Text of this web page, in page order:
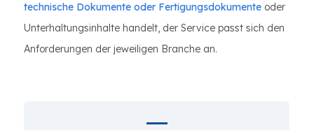
technische Dokumente oder Fertigungsdokumente oder
Unterhaltungsinhalte handelt, der Service passt sich den
Anforderungen der jeweiligen Branche an.